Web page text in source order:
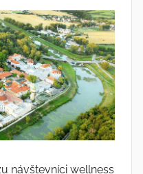
návštevníci wellness